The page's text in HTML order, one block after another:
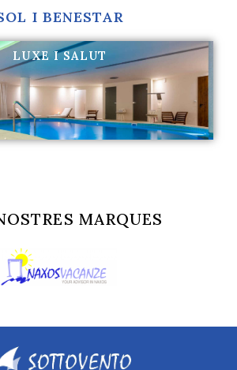
I BENESTAR
LUXE I SALUT
i massatges
Més informació
MARQUES